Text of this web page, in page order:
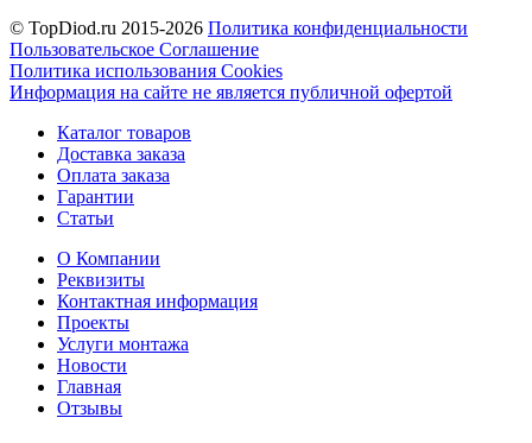
© TopDiod.ru 2015-2026 Политика конфиденциальности
Пользовательское Соглашение
Политика использования Cookies
Информация на сайте не является публичной офертой
Каталог товаров
Доставка заказа
Оплата заказа
Гарантии
Статьи
О Компании
Реквизиты
Контактная информация
Проекты
Услуги монтажа
Новости
Главная
Отзывы